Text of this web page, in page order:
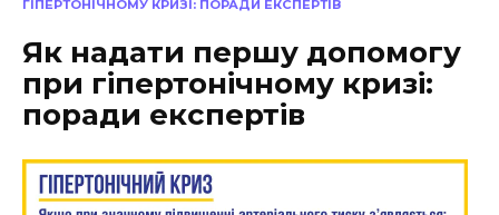
ГІПЕРТОНІЧНОМУ КРИЗІ: ПОРАДИ ЕКСПЕРТІВ
Як надати першу допомогу
при гіпертонічному кризі:
поради експертів